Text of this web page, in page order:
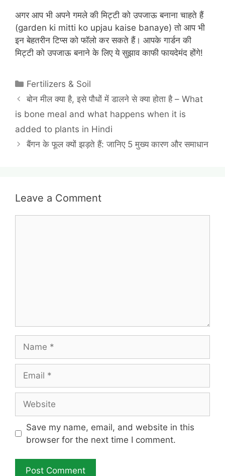
अगर आप भी अपने गमले की मिट्टी को उपजाऊ बनाना चाहते हैं
(garden ki mitti ko upjau kaise banaye) तो आप भी
इन बेहतरीन टिप्स को फॉलो कर सकते हैं। आपके गार्डन की
मिट्टी को उपजाऊ बनाने के लिए ये सुझाव काफी फायदेमंद होंगे!
Categories
Fertilizers & Soil
बोन मील क्या है, इसे पौधों में डालने से क्या होता है – What
is bone meal and what happens when it is
added to plants in Hindi
बैंगन के फूल क्यों झड़ते हैं: जानिए 5 मुख्य कारण और समाधान
Leave a Comment
Save my name, email, and website in this
browser for the next time I comment.